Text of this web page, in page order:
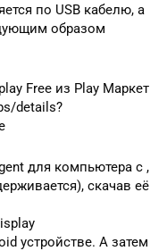
по USB кабелю, а
образом
Free из Play Маркет
details?
для компьютера с ,
скачав её
устройстве. А затем